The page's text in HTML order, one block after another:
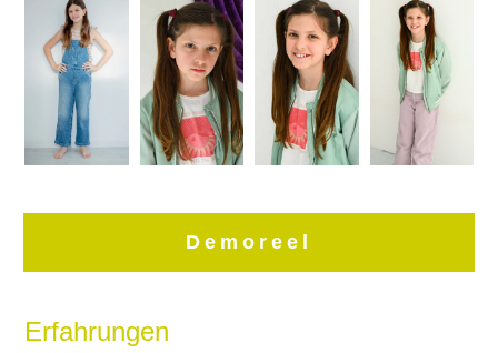
Demoreel
Erfahrungen